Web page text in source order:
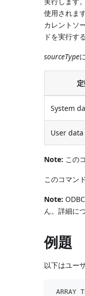
使用されま
カレントソ
ドを実行す
sourceType
System
User
Note: この
このコマン
Note:
ん。詳細に
例題
以下はユー
ARRAY